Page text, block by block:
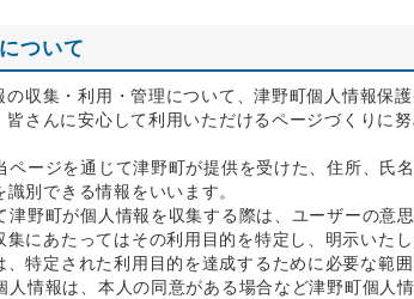
ついて
の収集・利用・管理について、津野町個人情報保
さんに安心して利用いただけるページづくりに努
ページを通じて津野町が提供を受けた、住所、氏
別できる情報をいいます。
津野町が個人情報を収集する際は、ユーザーの意
にあたってはその利用目的を特定し、明示いたし
特定された利用目的を達成するために必要な範囲
人情報は、本人の同意がある場合など津野町個人